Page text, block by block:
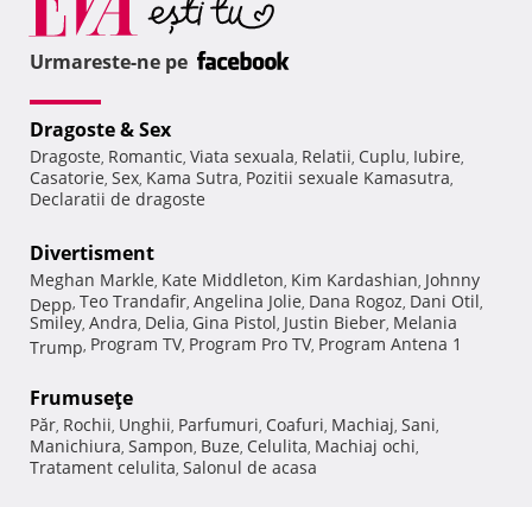
Urmareste-ne pe
Dragoste & Sex
Dragoste, Romantic, Viata sexuala, Relatii, Cuplu, Iubire,
Casatorie, Sex, Kama Sutra, Pozitii sexuale Kamasutra,
Declaratii de dragoste
Divertisment
Meghan Markle, Kate Middleton, Kim Kardashian, Johnny
Depp, Teo Trandafir, Angelina Jolie, Dana Rogoz, Dani Otil,
Smiley, Andra, Delia, Gina Pistol, Justin Bieber, Melania
Trump, Program TV, Program Pro TV, Program Antena 1
Frumuseţe
Păr, Rochii, Unghii, Parfumuri, Coafuri, Machiaj, Sani,
Manichiura, Sampon, Buze, Celulita, Machiaj ochi,
Tratament celulita, Salonul de acasa